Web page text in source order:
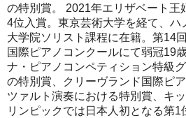
の特別賞。 2021年エリザベート王
4位入賞。東京芸術大学を経て、ハ
大学院ソリスト課程に在籍。第14
国際ピアノコンクールにて弱冠19
ナ・ピアノコンペティション特級
の特別賞、クリーヴランド国際ピ
ツァルト演奏における特別賞、キ
リンピックでは日本人初となる第1